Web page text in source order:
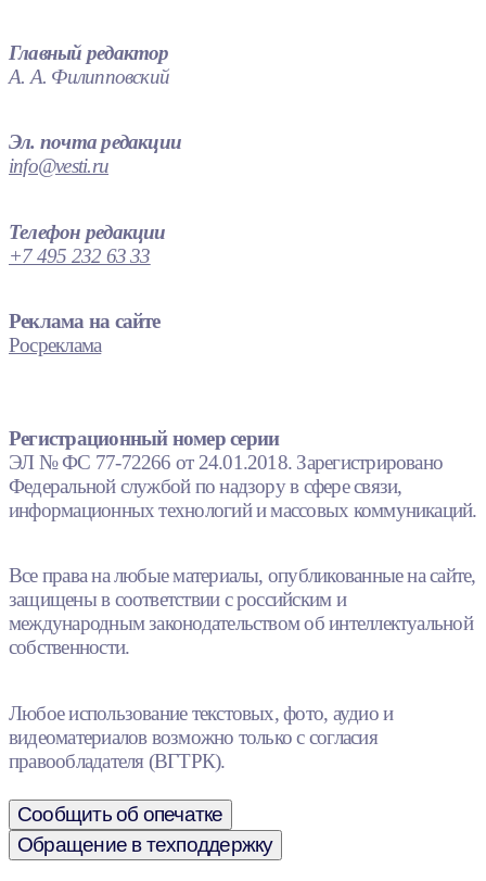
Главный редактор
А. А. Филипповский
Эл. почта редакции
info@vesti.ru
Телефон редакции
+7 495 232 63 33
Реклама на сайте
Росреклама
Регистрационный номер серии
ЭЛ № ФС 77-72266 от 24.01.2018. Зарегистрировано
Федеральной службой по надзору в сфере связи,
информационных технологий и массовых коммуникаций.
Все права на любые материалы, опубликованные на сайте,
защищены в соответствии с российским и
международным законодательством об интеллектуальной
собственности.
Любое использование текстовых, фото, аудио и
видеоматериалов возможно только с согласия
правообладателя (ВГТРК).
Сообщить об опечатке
Обращение в техподдержку